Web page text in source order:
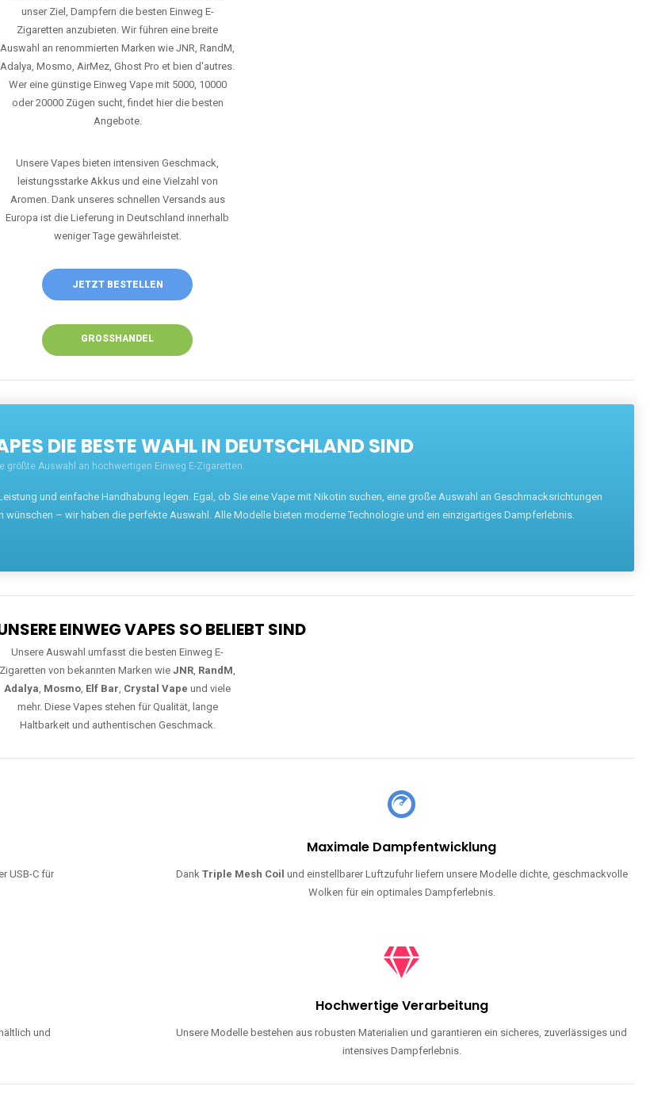
unser Ziel, Dampfern die besten Einweg E-
Zigaretten anzubieten. Wir führen eine breite
Auswahl an renommierten Marken wie JNR, RandM,
Adalya, Mosmo, AirMez, Ghost Pro et bien d'autres.
Wer eine günstige Einweg Vape mit 5000, 10000
oder 20000 Zügen sucht, findet hier die besten
Angebote.
Unsere Vapes bieten intensiven Geschmack,
leistungsstarke Akkus und eine Vielzahl von
Aromen. Dank unseres schnellen Versands aus
Europa ist die Lieferung in Deutschland innerhalb
weniger Tage gewährleistet.
JETZT BESTELLEN
GROSSHANDEL
DIE BESTE WAHL IN DEUTSCHLAND SIND
größte Auswahl an hochwertigen Einweg E-Zigaretten.
und einfache Handhabung legen. Egal, ob Sie eine Vape mit Nikotin suchen, eine große Auswahl an Geschmacksrichtungen
– wir haben die perfekte Auswahl. Alle Modelle bieten moderne Technologie und ein einzigartiges Dampferlebnis.
EINWEG VAPES SO BELIEBT SIND
Unsere Auswahl umfasst die besten Einweg E-
Zigaretten von bekannten Marken wie JNR, RandM,
Adalya, Mosmo, Elf Bar, Crystal Vape und viele
mehr. Diese Vapes stehen für Qualität, lange
Haltbarkeit und authentischen Geschmack.
USB-C für
Maximale Dampfentwicklung
Dank Triple Mesh Coil und einstellbarer Luftzufuhr liefern unsere Modelle dichte, geschmackvolle
Wolken für ein optimales Dampferlebnis.
und
Hochwertige Verarbeitung
Unsere Modelle bestehen aus robusten Materialien und garantieren ein sicheres, zuverlässiges und
intensives Dampferlebnis.